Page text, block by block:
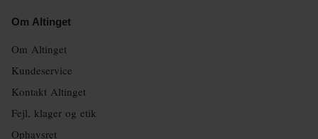
Om Altinget
Om Altinget
Kundeservice
Kontakt Altinget
Fejl, klager og etik
Ophavsret